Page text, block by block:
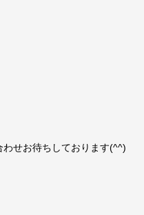
せお待ちしております(^^)